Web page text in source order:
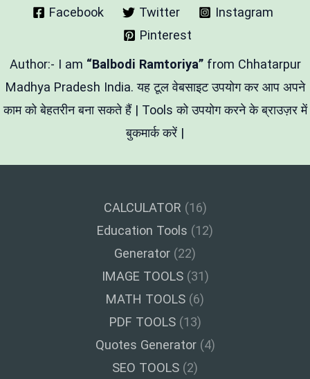
स्मार्ट
और
बनाने
का
आसान
Facebook Twitter
Instagram
Pinterest
Author:- I am “Balbodi Ramtoriya” from Chhatarpur
Madhya Pradesh India. यह टूल वेबसाइट उपयोग कर आप अपने
काम को बेहतरीन बना सकते हैं | Tools को उपयोग करने के ब्राउज़र में
बुकमार्क करें |
CALCULATOR (16)
Education Tools (12)
Generator (22)
IMAGE TOOLS(31)
MATH TOOLS (6)
PDF TOOLS(13)
Quotes Generator(4)
SEO TOOLS (2)